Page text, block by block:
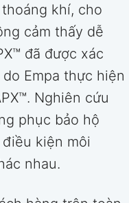
khí, cho
cảm thấy dễ
đã được xác
Empa thực hiện
Nghiên cứu
phục bảo hộ
kiện môi
nhau.